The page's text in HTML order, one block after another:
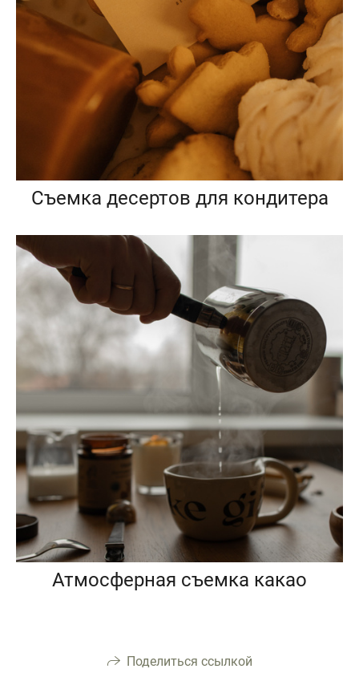
Съемка десертов для кондитера
Атмосферная съемка какао
Поделиться ссылкой